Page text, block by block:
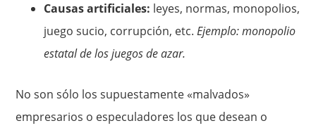
Causas artificiales: leyes, normas, monopolios,
juego sucio, corrupción, etc.Ejemplo: monopolio
estatal de los juegos de azar.
No son sólo los supuestamente «malvados»
empresarios o especuladores los que desean o